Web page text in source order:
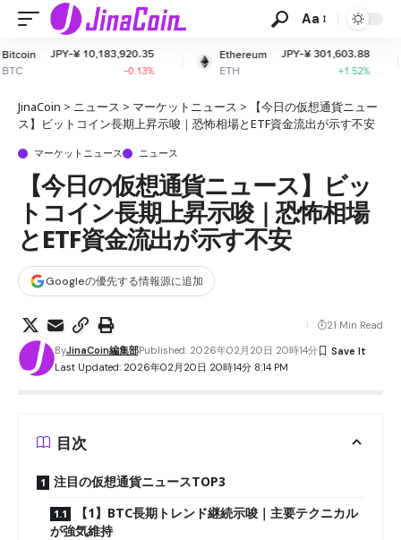
Aa
Ethereum
ETH
JPY-¥ 301,603.88
XRP
XRP
JinaCoin > ニュース > マーケットニュース >
【今日の仮想通貨ニュー
ス】ビットコイン長期上昇示唆｜恐怖相場とETF資金流出が示す不安
マーケットニュース ニュース
【今日の仮想通貨ニュース】ビッ
トコイン長期上昇示唆｜恐怖相場
とETF資金流出が示す不安
Googleの優先する情報源に追加
Last Updated: 2026年02月20日 20時14分 8:14 PM
ByJinaCoin編集部Published: 2026年02月20日 20時14分
21 Min Read
目次
注目の仮想通貨ニュースTOP3
【1】BTC長期トレンド継続示唆｜主要テクニカル
が強気維持